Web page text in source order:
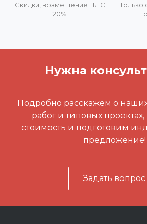
Скидки, возмещение НДС
20%
Только
Нужна
Подробно расскажем о наших
работ и типовых
стоимость и подготовим
предложение!
Задать вопрос